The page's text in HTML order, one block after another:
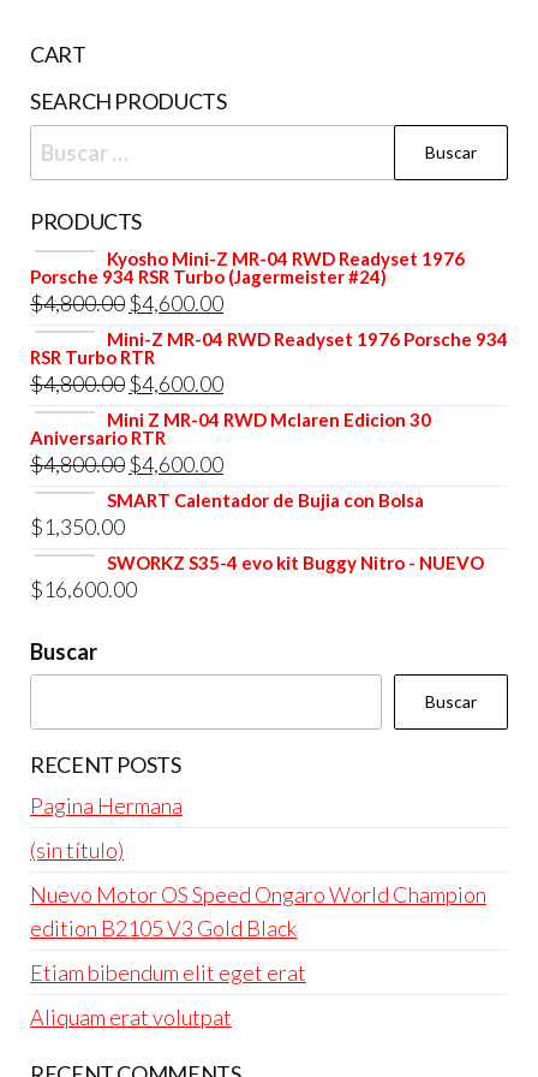
CART
SEARCH PRODUCTS
Buscar:
PRODUCTS
Kyosho Mini-Z MR-04 RWD Readyset 1976
Porsche 934 RSR Turbo (Jagermeister #24)
$4,800.00 El
precio
original
era:
$4,800.00.
$4,600.00El
precio
es:
Mini-Z MR-04 RWD Readyset 1976 Porsche 934
RSR Turbo RTR
$4,800.00 El
precio
original
era:
$4,600.00El
precio
es:
$4,600.00.
Mini Z MR-04 RWD Mclaren Edicion 30
Aniversario RTR
$4,800.00 El
precio
era:
$4,800.00.
$4,600.00El
precio
es:
SMART Calentador de Bujia con Bolsa
$1,350.00
SWORKZ S35-4 evo kit Buggy Nitro - NUEVO
$16,600.00
Buscar
Buscar
RECENT POSTS
Pagina Hermana
(sin título)
Nuevo Motor OS Speed Ongaro World Champion
edition B2105 V3 Gold Black
Etiam bibendum elit eget erat
Aliquam erat volutpat